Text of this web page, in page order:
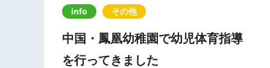
info その他
中国・鳳凰幼稚園で幼児体育指導
を行ってきました